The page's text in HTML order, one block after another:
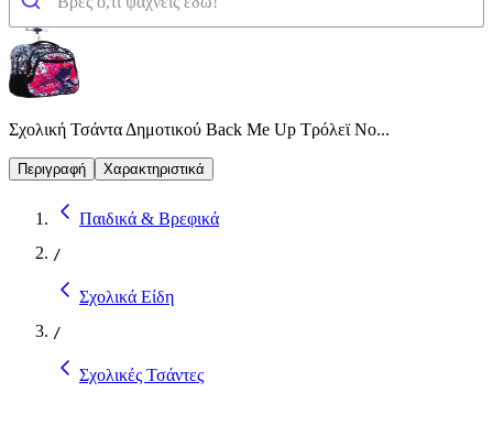
Σχολική Τσάντα Δημοτικού Back Me Up Τρόλεϊ No...
Περιγραφή Χαρακτηριστικά
Παιδικά & Βρεφικά
/
Σχολικά Είδη
/
Σχολικές Τσάντες